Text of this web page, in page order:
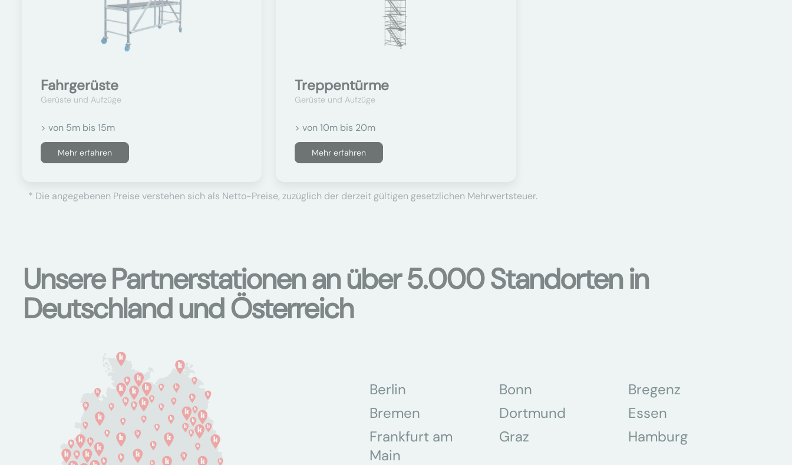
Fahrgerüste
Gerüste und Aufzüge
> von 5m bis 15m
Mehr erfahren
Treppentürme
Gerüste und Aufzüge
> von 10m bis 20m
Mehr erfahren
* Die angegebenen Preise verstehen sich als Netto-Preise, zuzüglich der derzeit gültigen gesetzlichen Mehrwertsteuer.
Unsere Partnerstationen an über 5.000 Standorten in
Deutschland und Österreich
Berlin Bonn
Bregenz
Bremen
Dortmund
Essen
Frankfurt am
Main
Graz Hamburg